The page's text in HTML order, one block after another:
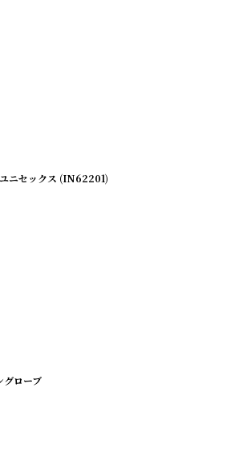
ニセックス (IN62201)
ローブ